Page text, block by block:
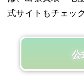
式サイトもチェッ
公